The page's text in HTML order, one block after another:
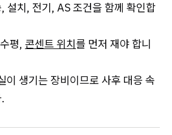
설치, 전기, AS 조건을 함께 확인합
평, 콘센트 위치를 먼저 재야 합니
이 생기는 장비이므로 사후 대응 속